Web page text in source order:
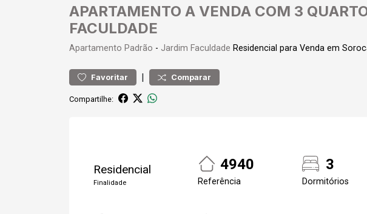
APARTAMENTO A VENDA COM 3
FACULDADE
Apartamento Padrão - Jardim Faculdade Residencial para Venda em
Favoritar | Comparar
Compartilhe:
Residencial
Finalidade
4940
Referência
3
Dormitórios